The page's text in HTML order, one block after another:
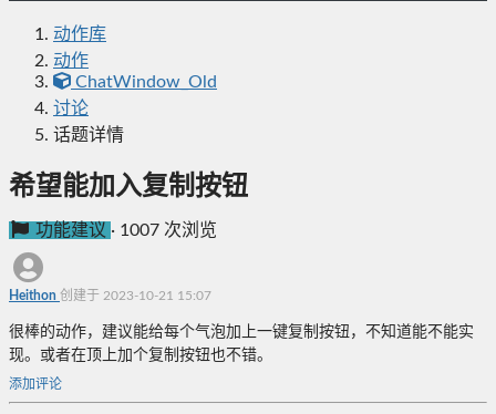
动作库
动作
ChatWindow_Old
讨论
话题详情
希望能加入复制按钮
功能建议 · 1007 次浏览
Heithon 创建于 2023-10-21 15:07
很棒的动作，建议能给每个气泡加上一键复制按钮，不知道能不能实
现。或者在顶上加个复制按钮也不错。
添加评论